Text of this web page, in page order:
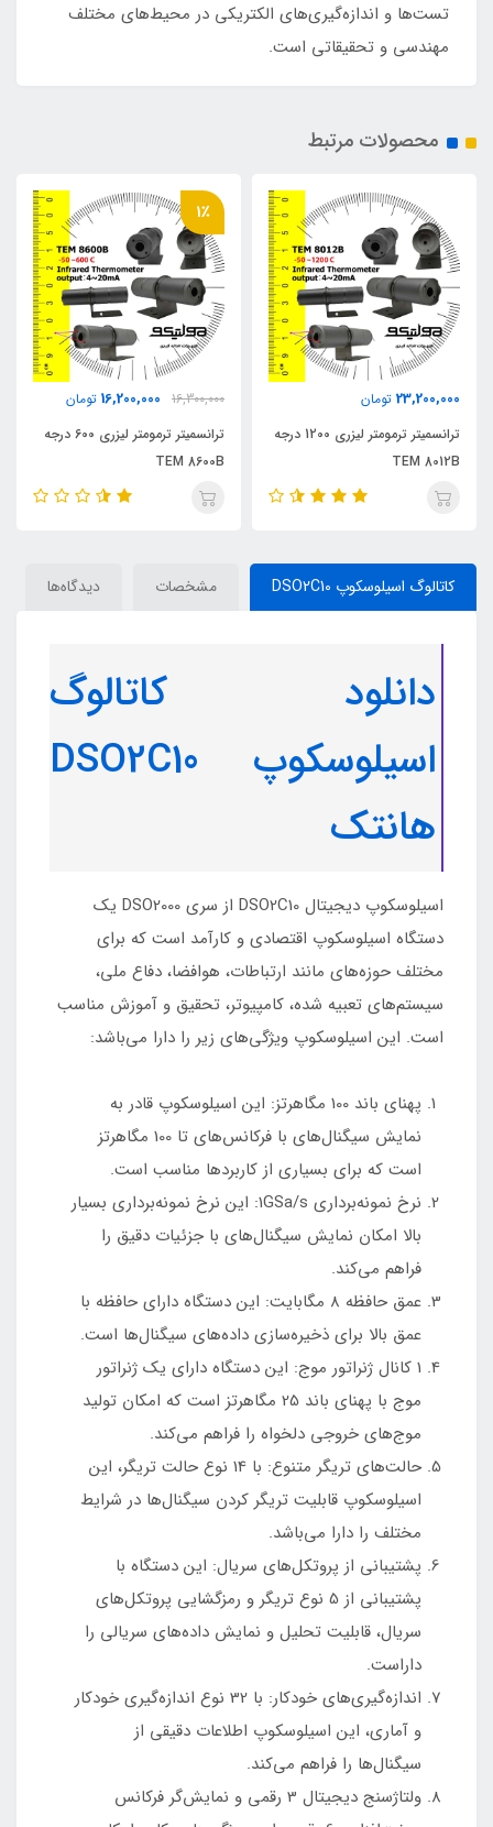
تست‌ها و اندازه‌گیری‌های الکتریکی در محیط‌های مختلف
مهندسی و تحقیقاتی است.
محصولات مرتبط
23,200,000 تومان
ترانسمیتر ترمومتر لیزری 1200 درجه
TEM 8012B
1٪
16,300,000
16,200,000 تومان
ترانسمیتر ترمومتر لیزری 600 درجه
TEM 8600B
کاتالوگ اسیلوسکوپ DSO2C10 مشخصات دیدگاه‌ها
دانلود کاتالوگ
اسیلوسکوپ DSO2C10
هانتک
اسیلوسکوپ دیجیتال DSO2C10 از سری DSO2000 یک
دستگاه اسیلوسکوپ اقتصادی و کارآمد است که برای
مختلف حوزه‌های مانند ارتباطات، هوافضا، دفاع ملی،
سیستم‌های تعبیه شده، کامپیوتر، تحقیق و آموزش مناسب
است. این اسیلوسکوپ ویژگی‌های زیر را دارا می‌باشد:
پهنای باند 100 مگاهرتز: این اسیلوسکوپ قادر به
نمایش سیگنال‌های با فرکانس‌های تا 100 مگاهرتز
است که برای بسیاری از کاربردها مناسب است.
نرخ نمونه‌برداری 1GSa/s: این نرخ نمونه‌برداری بسیار
بالا امکان نمایش سیگنال‌های با جزئیات دقیق را
فراهم می‌کند.
عمق حافظه 8 مگابایت: این دستگاه دارای حافظه با
عمق بالا برای ذخیره‌سازی داده‌های سیگنال‌ها است.
1 کانال ژنراتور موج: این دستگاه دارای یک ژنراتور
موج با پهنای باند 25 مگاهرتز است که امکان تولید
موج‌های خروجی دلخواه را فراهم می‌کند.
حالت‌های تریگر متنوع: با 14 نوع حالت تریگر، این
اسیلوسکوپ قابلیت تریگر کردن سیگنال‌ها در شرایط
مختلف را دارا می‌باشد.
پشتیبانی از پروتکل‌های سریال: این دستگاه با
پشتیبانی از 5 نوع تریگر و رمزگشایی پروتکل‌های
سریال، قابلیت تحلیل و نمایش داده‌های سریالی را
داراست.
اندازه‌گیری‌های خودکار: با 32 نوع اندازه‌گیری خودکار
و آماری، این اسیلوسکوپ اطلاعات دقیقی از
سیگنال‌ها را فراهم می‌کند.
ولتاژ‌سنج دیجیتال 3 رقمی و نمایش‌گر فرکانس